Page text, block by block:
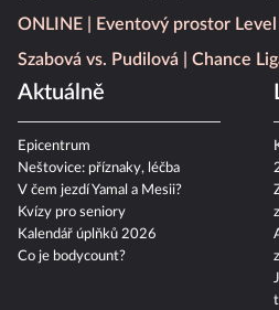
ONLINE
Eventový prostor
Szabová vs. Pudilová
Chance
Aktuálně
Epicentrum
Neštovice: příznaky, léčba
V čem jezdí Yamal a Mesii?
Kvízy pro seniory
Kalendář úplňků 2026
Co je bodycount?